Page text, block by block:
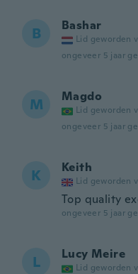
B Bashar
Lid geworden
ongeveer 5 jaar
M Magdo
Lid geworden
ongeveer 5 jaar
K Keith
Lid geworden
Top quality
ongeveer 5 jaar
L Lucy Meire
Lid geworden